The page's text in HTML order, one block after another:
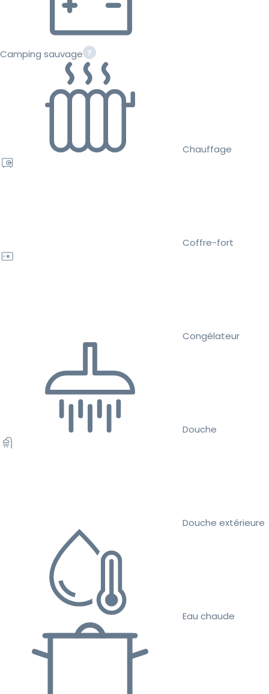
Camping sauvage
Chauffage
Coffre-fort
Congélateur
Douche
Douche extérieure
Eau chaude